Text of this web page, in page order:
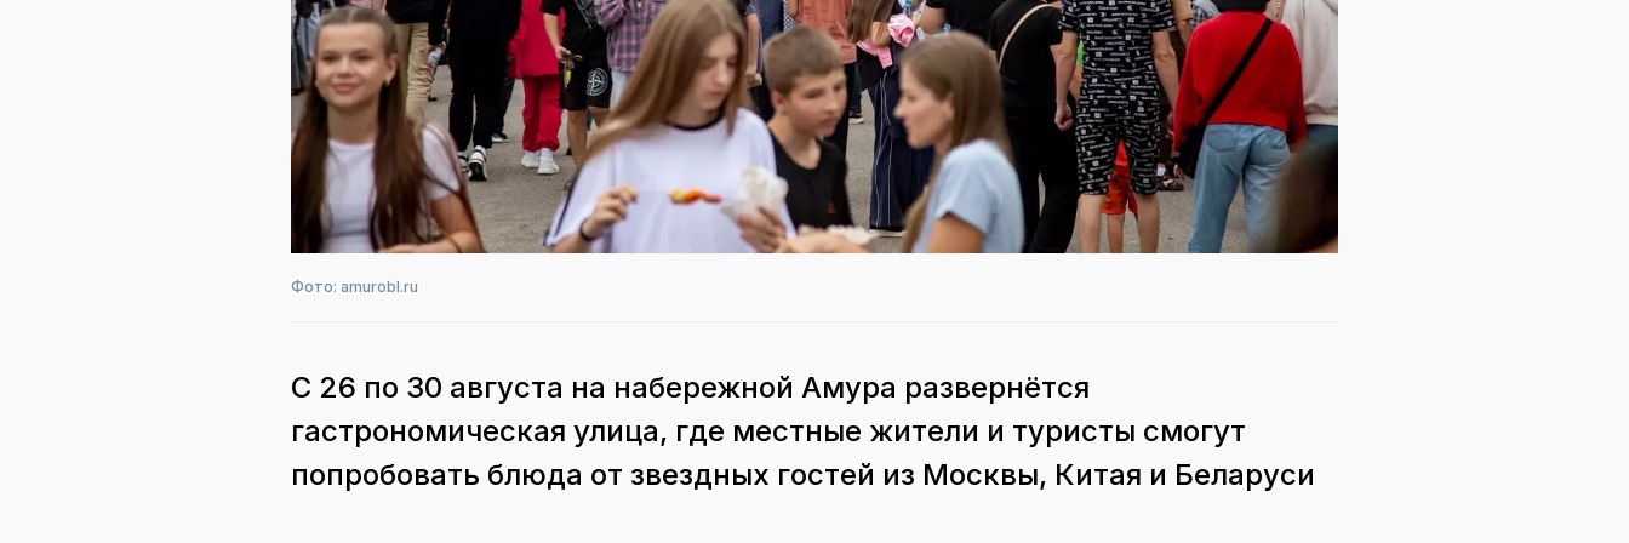
Фото: amurobl.ru
С 26 по 30 августа на набережной Амура развернётся
гастрономическая улица, где местные жители и туристы смогут
попробовать блюда от звездных гостей из Москвы, Китая и Беларуси